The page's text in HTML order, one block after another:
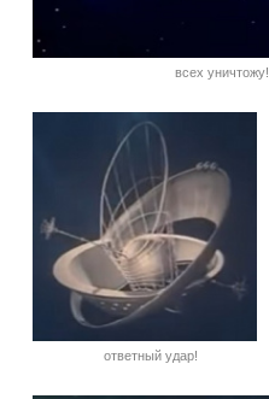
всех уничтожу!
ответный удар!